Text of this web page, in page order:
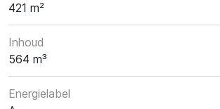
421 m²
Inhoud
564 m³
Energielabel